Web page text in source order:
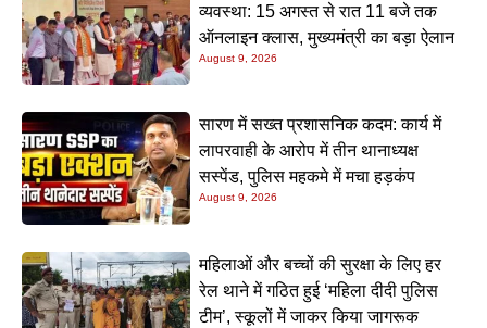
व्यवस्था: 15 अगस्त से रात 11 बजे तक
ऑनलाइन क्लास, मुख्यमंत्री का बड़ा ऐलान
August 9, 2026
सारण में सख्त प्रशासनिक कदम: कार्य में
लापरवाही के आरोप में तीन थानाध्यक्ष
सस्पेंड, पुलिस महकमे में मचा हड़कंप
August 9, 2026
महिलाओं और बच्चों की सुरक्षा के लिए हर
रेल थाने में गठित हुई ‘महिला दीदी पुलिस
टीम’, स्कूलों में जाकर किया जागरूक